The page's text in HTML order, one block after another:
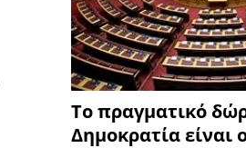
Το πραγματικό
Δημοκρατία είναι